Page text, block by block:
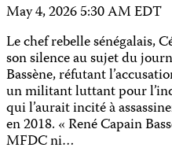
May 4, 2026 5:30 AM EDT
Le chef rebelle sénégalais,
son silence au sujet du
Bassène, réfutant
un militant luttant pour
qui l’aurait incité à
en 2018. « René Capain
MFDC ni…